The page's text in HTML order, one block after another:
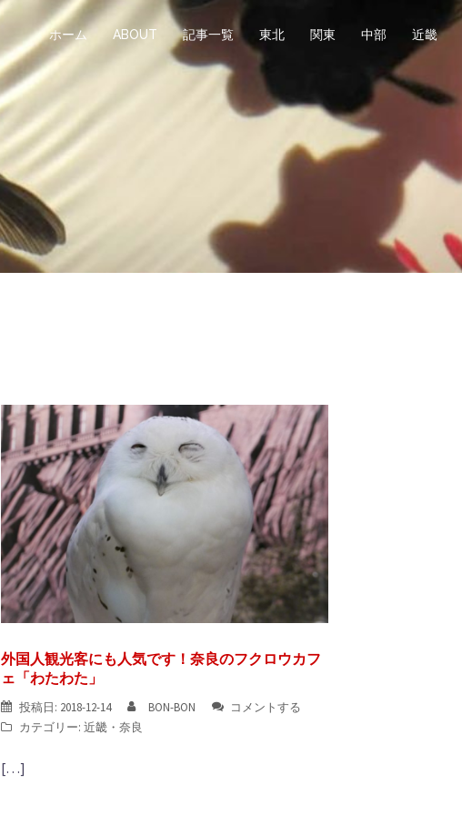
ホーム ABOUT 記事一覧 東北 関東 中部 近畿
外国人観光客にも人気です！奈良のフクロウカフ
ェ「わたわた」
投稿日: 2018-12-14 BON-BON
コメントする
カテゴリー: 近畿 ・ 奈良
[…]